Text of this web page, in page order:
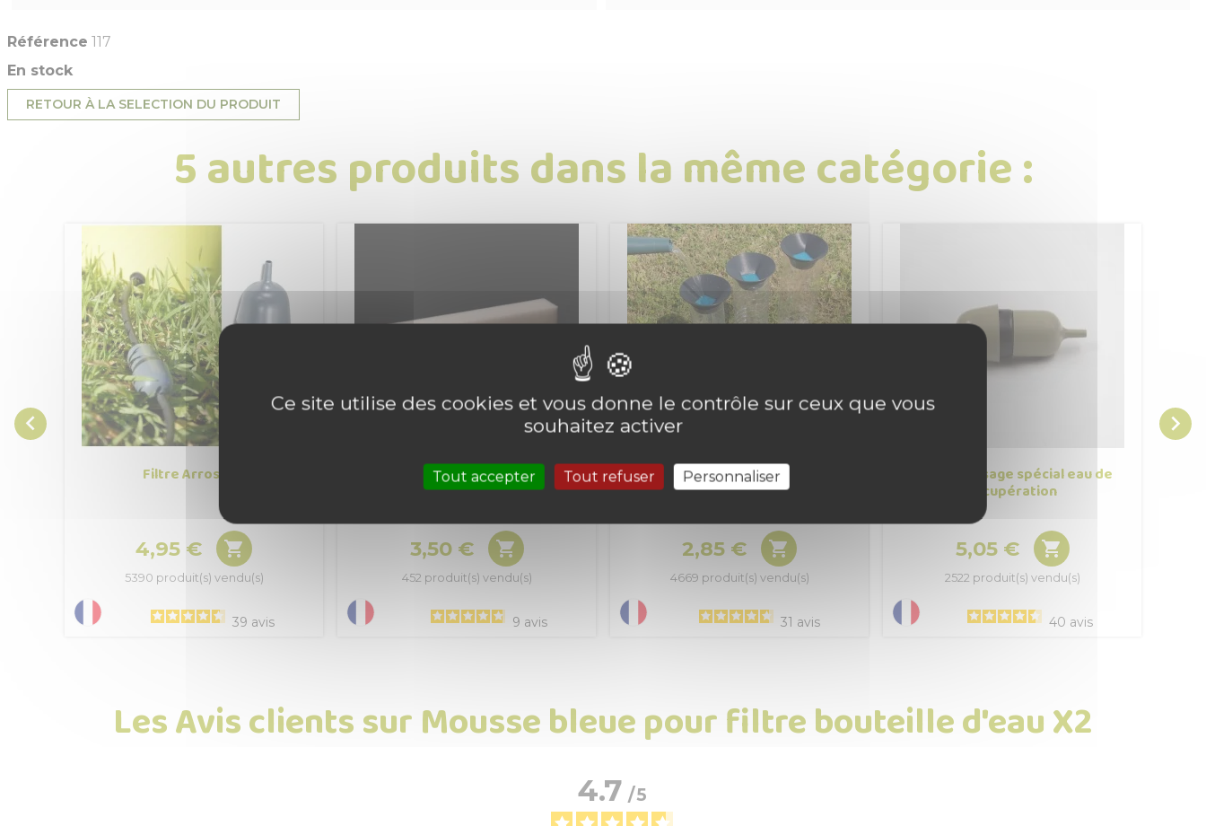
Référence 117
En stock
RETOUR À LA SELECTION DU PRODUIT
5 autres produits dans la même catégorie :

Filtre Arrosage
Prix
4,95 € 
5390 produit(s) vendu(s)
39 avis
Mousse pour filtre spécial eau de
récupération
Prix
3,50 € 
452 produit(s) vendu(s)
9 avis
Filtre- Couvercle pour bouteille
Prix
2,85 € 
4669 produit(s) vendu(s)
31 avis
Filtre arrosage spécial eau de
récupération
Prix
5,05 € 
2522 produit(s) vendu(s)
40 avis

Les Avis clients sur Mousse bleue pour filtre bouteille d'eau X2
4.7/5
Ce site utilise des cookies et vous donne le contrôle sur ceux que vous
souhaitez activer
Tout accepter Tout refuser Personnaliser